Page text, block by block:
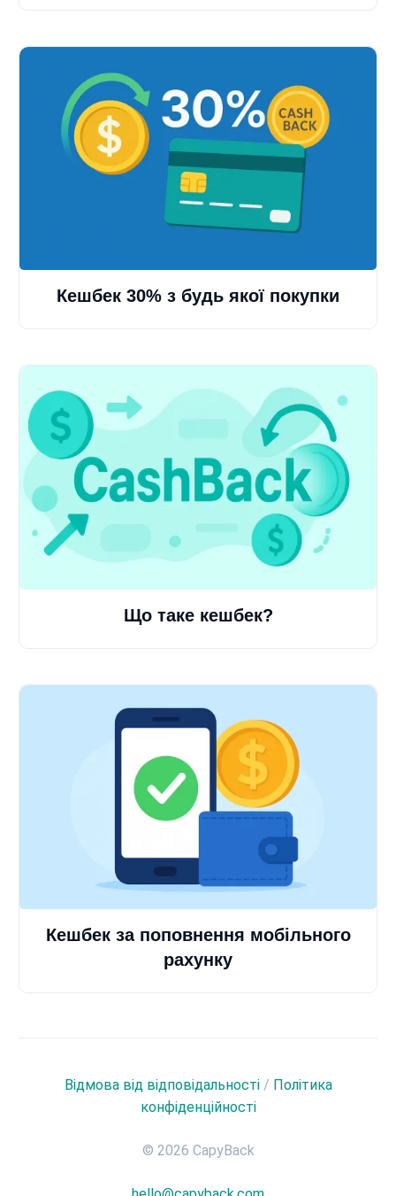
Кешбек 30% з будь якої покупки
Що таке кешбек?
Кешбек за поповнення мобільного
рахунку
Відмова від відповідальності/ Політика
конфіденційності
© 2026 CapyBack